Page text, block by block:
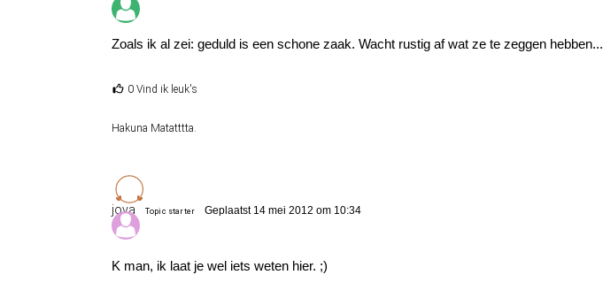
Zoals ik al zei: geduld is een schone zaak. Wacht rustig af wat ze te zeggen hebben...
0 Vind ik leuk's
Hakuna Matatttta.
jova Topic starter Geplaatst 14 mei 2012 om 10:34
K man, ik laat je wel iets weten hier. ;)